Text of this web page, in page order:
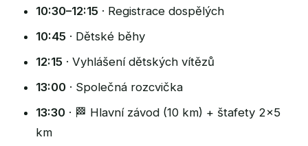
10:30–12:15 · Registrace dospělých
10:45 · Dětské běhy
12:15 · Vyhlášení dětských vítězů
13:00 · Společná rozcvička
13:30 · 🏁 Hlavní závod (10 km) + štafety 2×5
km